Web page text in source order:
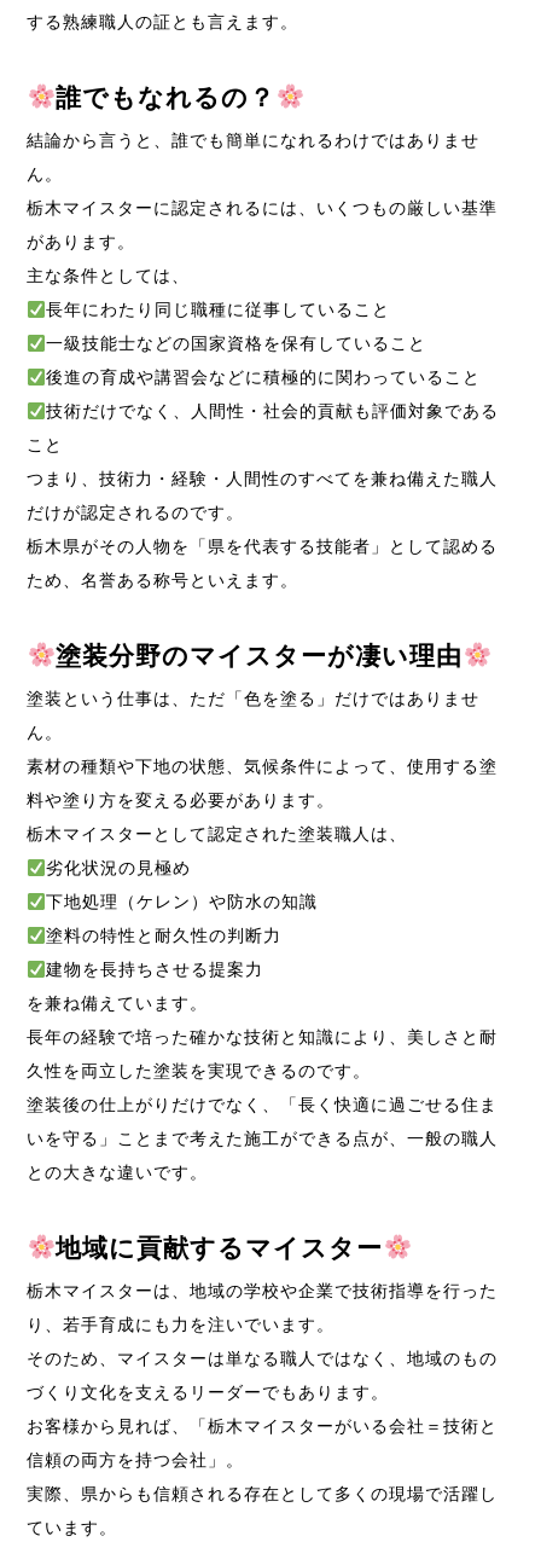
する熟練職人の証とも言えます。
誰でもなれるの？
結論から言うと、誰でも簡単になれるわけではありませ
ん。
栃木マイスターに認定されるには、いくつもの厳しい基準
があります。
主な条件としては、
長年にわたり同じ職種に従事していること
一級技能士などの国家資格を保有していること
後進の育成や講習会などに積極的に関わっていること
技術だけでなく、人間性・社会的貢献も評価対象である
こと
つまり、技術力・経験・人間性のすべてを兼ね備えた職人
だけが認定されるのです。
栃木県がその人物を「県を代表する技能者」として認める
ため、名誉ある称号といえます。
塗装分野のマイスターが凄い理由
塗装という仕事は、ただ「色を塗る」だけではありませ
ん。
素材の種類や下地の状態、気候条件によって、使用する塗
料や塗り方を変える必要があります。
栃木マイスターとして認定された塗装職人は、
劣化状況の見極め
下地処理（ケレン）や防水の知識
塗料の特性と耐久性の判断力
建物を長持ちさせる提案力
を兼ね備えています。
長年の経験で培った確かな技術と知識により、美しさと耐
久性を両立した塗装を実現できるのです。
塗装後の仕上がりだけでなく、「長く快適に過ごせる住ま
いを守る」ことまで考えた施工ができる点が、一般の職人
との大きな違いです。
地域に貢献するマイスター
栃木マイスターは、地域の学校や企業で技術指導を行った
り、若手育成にも力を注いでいます。
そのため、マイスターは単なる職人ではなく、地域のもの
づくり文化を支えるリーダーでもあります。
お客様から見れば、「栃木マイスターがいる会社＝技術と
信頼の両方を持つ会社」。
実際、県からも信頼される存在として多くの現場で活躍し
ています。